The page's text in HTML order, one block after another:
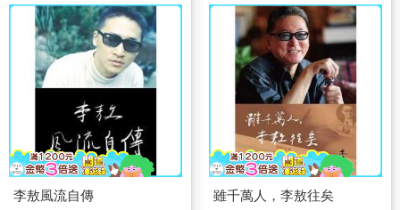
李敖風流自傳 雖千萬人，李敖往矣